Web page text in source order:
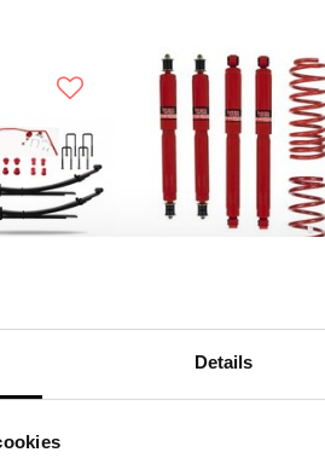
Details
"Premium"